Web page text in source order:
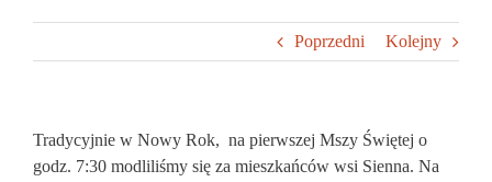
Poprzedni Kolejny
Tradycyjnie w Nowy Rok, na pierwszej Mszy Świętej o
godz. 7:30 modliliśmy się za mieszkańców wsi Sienna. Na